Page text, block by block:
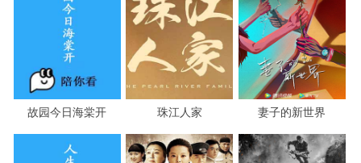
故园今日海棠开 珠江人家 妻子的新世界